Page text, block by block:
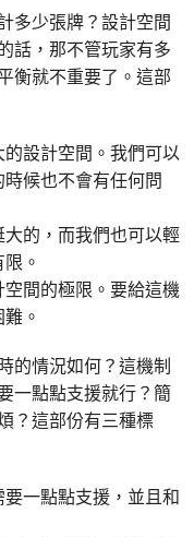
多少張牌？設計空間
話，那不管玩家有多
衡就不重要了。這部
設計空間。我們可以
候也不會有任何問
的，而我們也可以輕
。
間的極限。要給這機
。
的情況如何？這機制
一點點支援就行？簡
？這部份有三種標
一點點支援，並且和